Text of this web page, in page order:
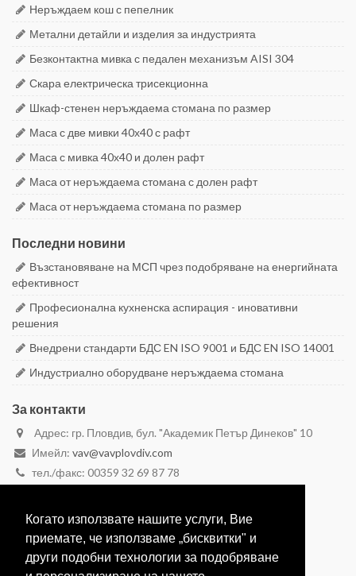
Когато използвате нашите услуги, Вие
приемате, че използваме „бисквитки" и
други подобни технологии за подобряване
Неръждаем кош с пепелник
Метални детайли и изделия за индустрията
Безконтактна мивка с педален механизъм AISI 304
Скара електрическа трисекционна
Шкаф-стенен неръждаема стомана по размер
Маса с две мивки 40х40 с рафт
Маса с мивка 40х40 и долен рафт
Маса от неръждаема стомана с долен рафт
Маса от неръждаема стомана по размер
Последни новини
Възстановяване на МСП чрез подобряване на енергийната
ефективност
Професионална кухненска аспирация - иновативни
решения
Внедрени стандарти БДС EN ISO 9001 и БДС EN ISO 14001
Индустриално оборудване неръждаема стомана
За контакти
Адрес: гр. Пловдив, бул. "Академик Петър Динеков" 10
Имейл: vav@vavplovdiv.com
тел./факс: 00359 32 69 87 78
моб. 00359 888 26 26 23